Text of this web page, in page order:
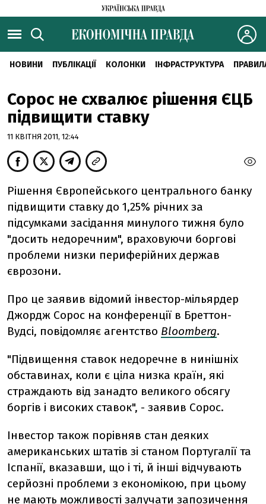
НОВИНИ ПУБЛІКАЦІЇ КОЛОНКИ ІНФРАСТРУКТУРА
Сорос не схвалює рішення ЄЦБ
підвищити ставку
11 КВІТНЯ 2011, 12:44
Рішення Європейського центрального банку
підвищити ставку до 1,25% річних за
підсумками засідання минулого тижня було
"досить недоречним", враховуючи боргові
проблеми низки периферійних держав
єврозони.
Про це заявив відомий інвестор-мільярдер
Джордж Сорос на конференції в Бреттон-
Вудсі, повідомляє агентство Bloomberg.
"Підвищення ставок недоречне в нинішніх
обставинах, коли є ціла низка країн, які
страждають від занадто великого обсягу
боргів і високих ставок", - заявив Сорос.
Інвестор також порівняв стан деяких
американських штатів зі станом Португалії та
Іспанії, вказавши, що і ті, й інші відчувають
серйозні проблеми з економікою, при цьому
не мають можливості залучати запозичення